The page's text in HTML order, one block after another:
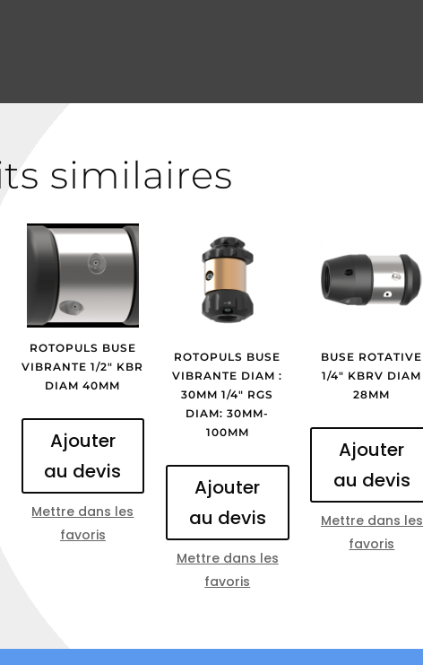
similaires
ROTOPULS BUSE
VIBRANTE 1/2″ KBR
DIAM 40MM
Ajouter
au devis
Mettre dans les
favoris
ROTOPULS BUSE
VIBRANTE DIAM :
30MM 1/4″ RGS
DIAM: 30MM-
100MM
Ajouter
au devis
Mettre dans les
favoris
BUSE ROTATIVE
1/4″ KBRV DIAM
28MM
Ajouter
au devis
Mettre dans les
favoris